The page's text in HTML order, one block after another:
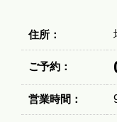
住所：
ご予約：
営業時間：